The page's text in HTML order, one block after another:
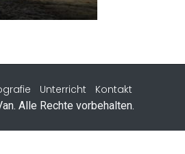
Unterricht Kontakt
Alle Rechte vorbehalten.